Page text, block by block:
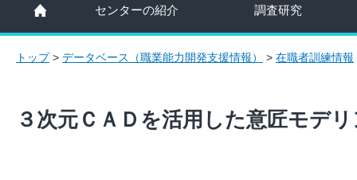
センターの紹介 調査研究
トップ> データベース（職業能力開発支援情報） > 在職者訓練情報
３次元ＣＡＤを活用した意匠モデ